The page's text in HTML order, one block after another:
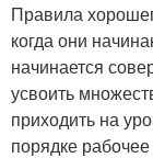
Правила
когда они
начинается
усвоить
приходить на
порядке